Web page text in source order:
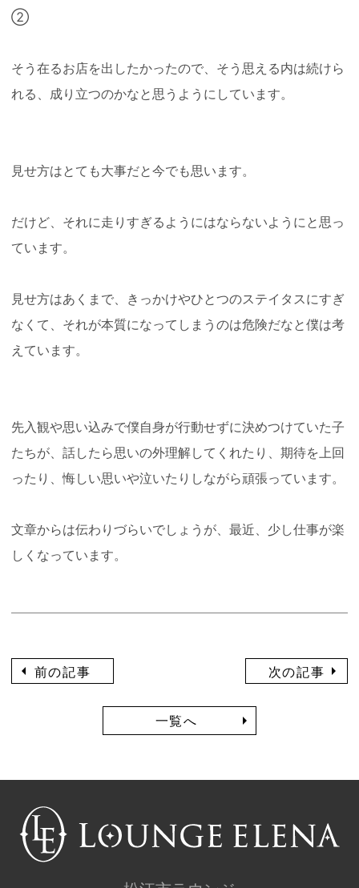
②
そう在るお店を出したかったので、そう思える内は続けら
れる、成り立つのかなと思うようにしています。
見せ方はとても大事だと今でも思います。
だけど、それに走りすぎるようにはならないようにと思っ
ています。
見せ方はあくまで、きっかけやひとつのステイタスにすぎ
なくて、それが本質になってしまうのは危険だなと僕は考
えています。
先入観や思い込みで僕自身が行動せずに決めつけていた子
たちが、話したら思いの外理解してくれたり、期待を上回
ったり、悔しい思いや泣いたりしながら頑張っています。
文章からは伝わりづらいでしょうが、最近、少し仕事が楽
しくなっています。
前の記事 次の記事
一覧へ